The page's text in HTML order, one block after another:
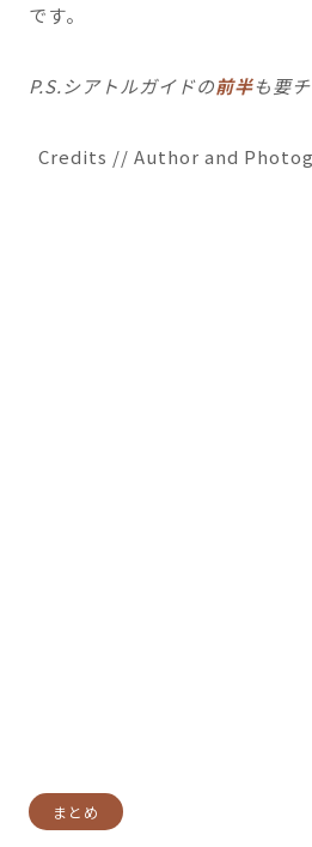
です。
P.S.シアトルガイドの前半も要
Credits // Author and
Post
Tags:
まとめ